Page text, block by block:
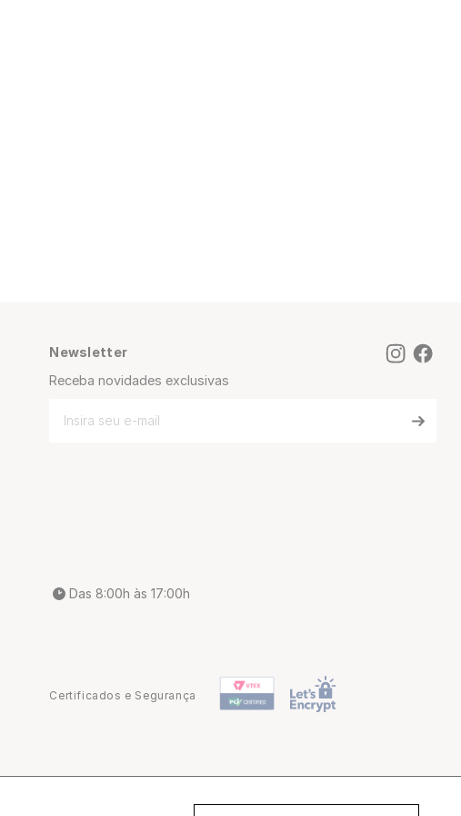
Newsletter
Receba novidades exclusivas
Das 8:00h às 17:00h
Certificados e Segurança